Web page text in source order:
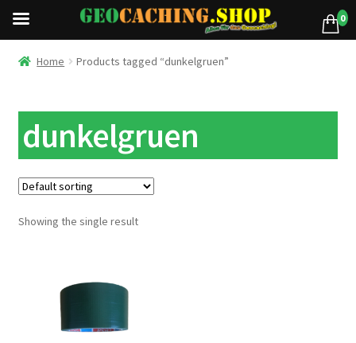
Home Products tagged “dunkelgruen”
dunkelgruen
Showing the single result
0